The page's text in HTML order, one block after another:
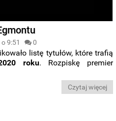
9:51 0
listę tytułów, które trafią
roku. Rozpiskę premier
Czytaj więcej